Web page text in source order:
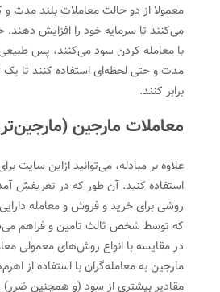
معمولا از دو حالت معاملات بلند مدت و
می‌کنند تا سرمایه خود را افزایش دهند.
با معامله کردن سود می‌کنند، پس
مدت و حتی لحظه‌ای استفاده کنند تا یک
برابر کنند.
معاملات مارجین
علاوه بر مبادله، می‌توانید از‌این سایت
استفاده کنید. آن طور که در تعریفش
روشی برای خرید و فروش و معامله
که توسط شخص ثالث تامین و فراهم
در مقایسه با انواع روش‌های معمولی
مارجین به معامله‌گران با استفاده از
مقادیر بیشتری از سود (و همچنین ضرر)